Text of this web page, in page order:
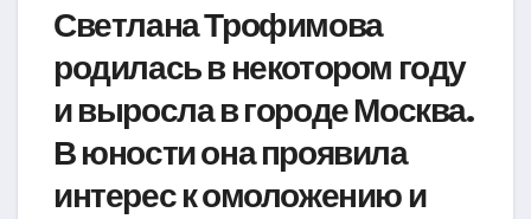
Светлана Трофимова
родилась в некотором году
и выросла в городе Москва.
В юности она проявила
интерес к омоложению и